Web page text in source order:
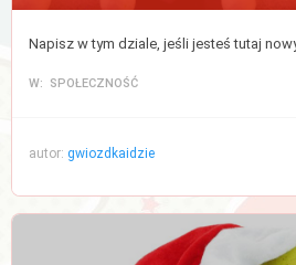
W: SPOŁECZNOŚĆ
autor: gwiozdkaidzie